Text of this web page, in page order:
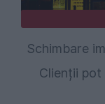
Schimbare
Clienții pot